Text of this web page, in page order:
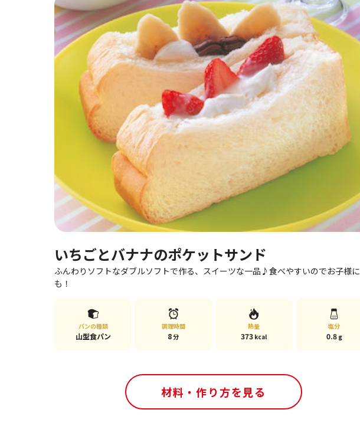
いちごとバナナのポケットサンド
ふんわりソフトなダブルソフトで作る、スイーツな一品♪食べやすいのでお子様に
も！
パンの種類
山型食パン
調理時間
8分
熱量
373 kcal
塩分
0.8 g
材料・作り方を見る